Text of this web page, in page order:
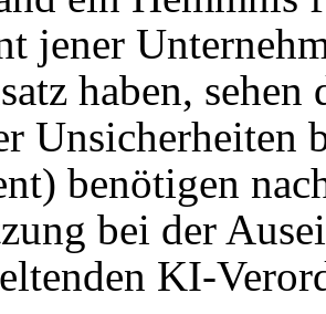
jener
haben,
Unsicherheiten
benötigen
bei der
KI-